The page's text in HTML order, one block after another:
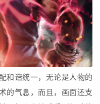
和谐统一，无论是人物的
的气息，而且，画面还支